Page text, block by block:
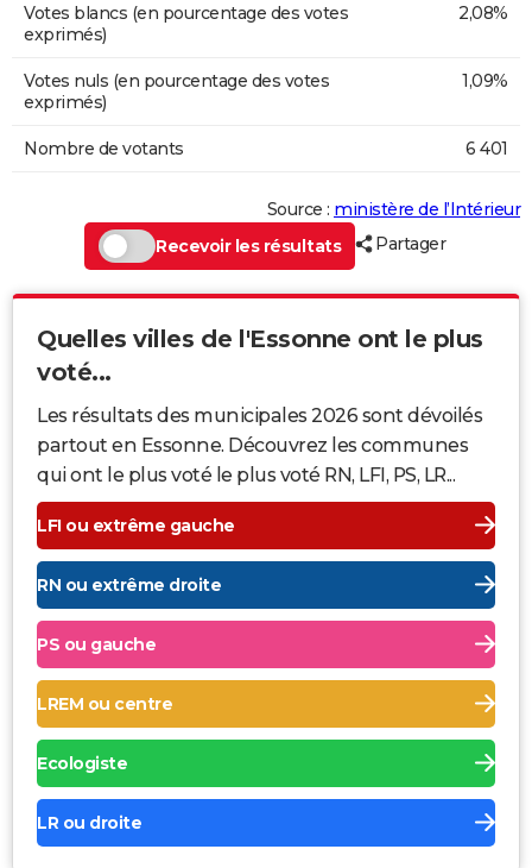
Votes blancs (en pourcentage des votes
exprimés)
2,08%
Votes nuls (en pourcentage des votes
exprimés)
1,09%
Nombre de votants 6 401
Source : ministère de l’Intérieur
Recevoir les résultats
Partager
Quelles villes de l'Essonne ont le plus
voté...
Les résultats des municipales 2026 sont dévoilés
partout en Essonne. Découvrez les communes
qui ont le plus voté le plus voté RN, LFI, PS, LR...
LFI ou extrême gauche
RN ou extrême droite
PS ou gauche
LREM ou centre
Ecologiste
LR ou droite